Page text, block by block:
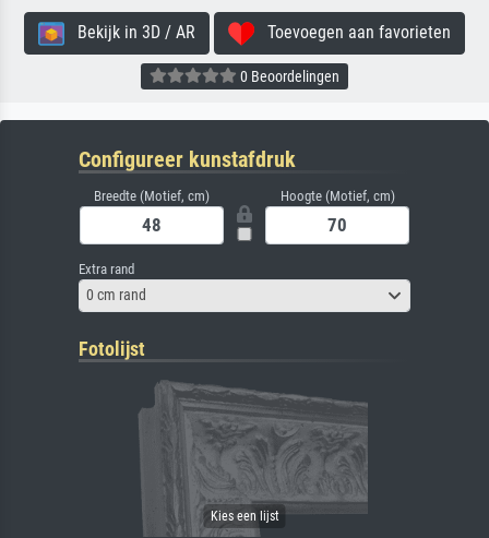
Bekijk in 3D / AR Toevoegen aan favorieten
0 Beoordelingen
Configureer kunstafdruk
Breedte (Motief, cm) Hoogte (Motief, cm)
Extra rand
0 cm rand
Fotolijst